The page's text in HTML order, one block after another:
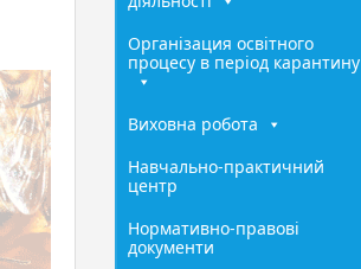
Організация освітного
процесу в період карантину
Виховна робота
Навчально-практичний
центр
Нормативно-правові
документи